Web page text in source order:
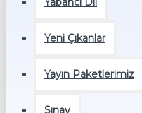
Yeni Çıkanlar
Yayın Paketlerimiz
Sınav